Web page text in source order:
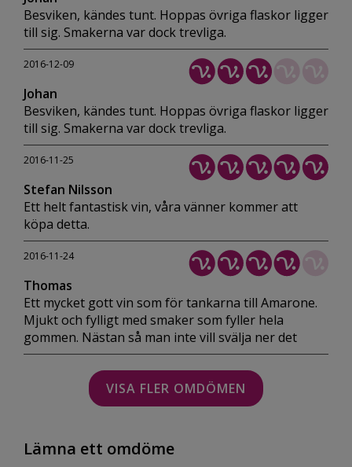
Besviken, kändes tunt. Hoppas övriga flaskor ligger
till sig. Smakerna var dock trevliga.
2016-12-09
Johan
Besviken, kändes tunt. Hoppas övriga flaskor ligger
till sig. Smakerna var dock trevliga.
2016-11-25
Stefan Nilsson
Ett helt fantastisk vin, våra vänner kommer att
köpa detta.
2016-11-24
Thomas
Ett mycket gott vin som för tankarna till Amarone.
Mjukt och fylligt med smaker som fyller hela
gommen. Nästan så man inte vill svälja ner det
VISA FLER OMDÖMEN
Lämna ett omdöme